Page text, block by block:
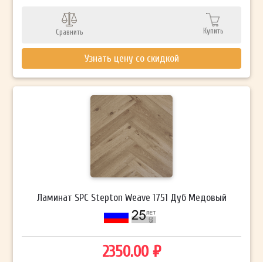
Сравнить Купить
Узнать цену со скидкой
Ламинат SPC Stepton Weave 1751 Дуб Медовый
2350.00 ₽